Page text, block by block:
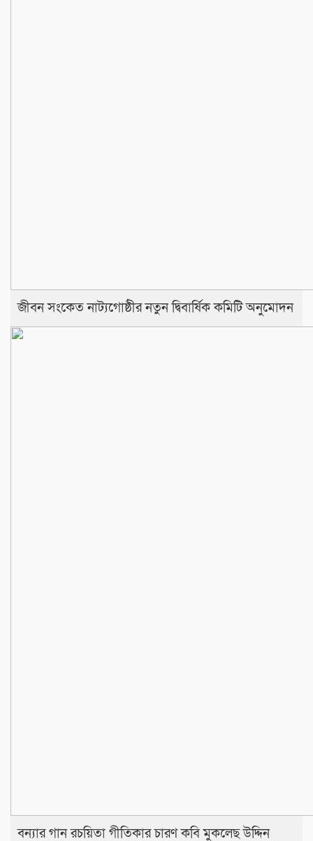
জীবন সংকেত নাট্যগোষ্ঠীর নতুন দ্বিবার্ষিক কমিটি অনুমোদন
বন্যার গান রচয়িতা গীতিকার চারণ কবি মুকলেছ উদ্দিন